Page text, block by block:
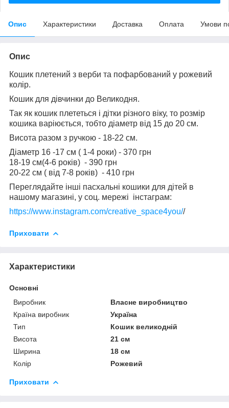
Опис Характеристики Доставка Оплата Умови
Опис
Кошик плетений з верби та пофарбований у рожевий
колір.
Кошик для дівчинки до Великодня.
Так як кошик плететься і дітки різного віку, то розмір
кошика варіюється, тобто діаметр від 15 до 20 см.
Висота разом з ручкою - 18-22 см.
Діаметр 16 -17 см ( 1-4 роки) - 370 грн
18-19 см(4-6 років) - 390 грн
20-22 см ( від 7-8 років) - 410 грн
Переглядайте інші пасхальні кошики для дітей в
нашому магазині, у соц. мережі інстаграм:
https://www.instagram.com/creative_space4you//
Приховати
Характеристики
Основні
Виробник
Власне виробництво
Країна виробник
Україна
Тип
Кошик великодній
Висота
21 см
Ширина
18 см
Колір
Рожевий
Приховати